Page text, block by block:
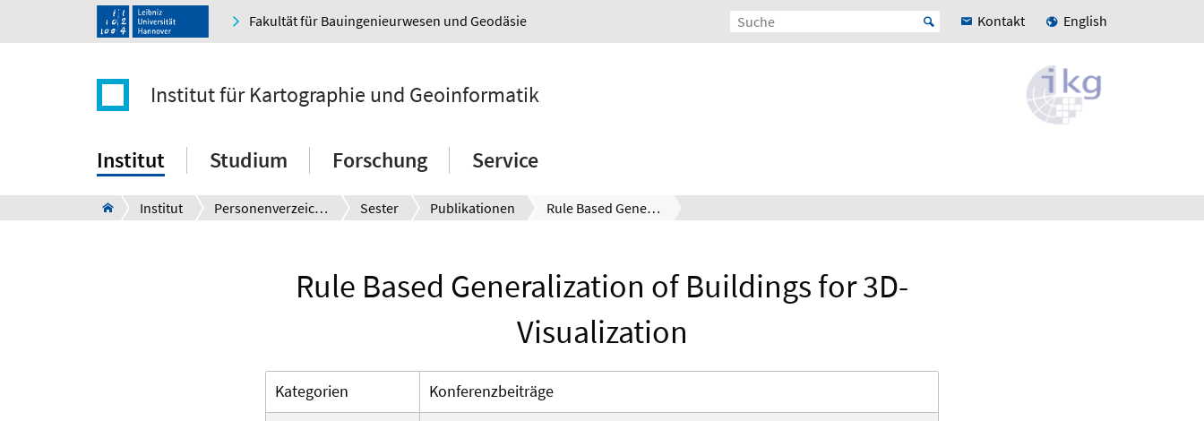
Fakultät für Bauingenieurwesen und Geodäsie Kontakt English
Institut für Kartographie und Geoinformatik
Institut Studium Forschung Service
Institut Personenverzeichnis Sester Publikationen Rule Based Generalization of Buildings for 3D-Visualization
Rule Based Generalization of Buildings for 3D-
Visualization
Kategorien
Konferenzbeiträge